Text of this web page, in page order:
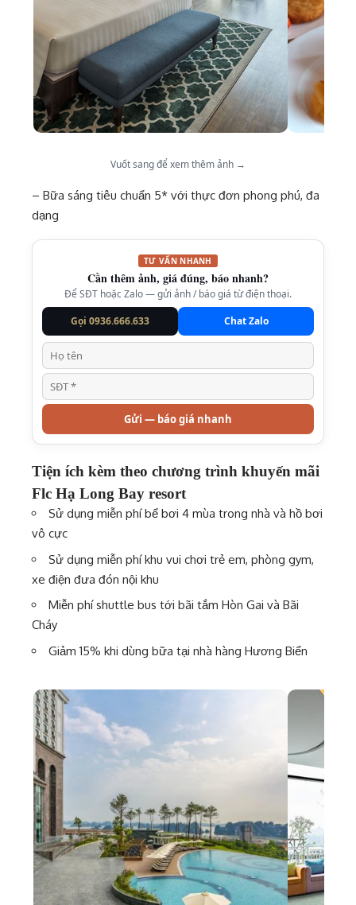
Vuốt sang để xem thêm ảnh →
– Bữa sáng tiêu chuẩn 5* với thực đơn phong phú, đa
dạng
TƯ VẤN NHANH
Cần thêm ảnh, giá đúng, báo nhanh?
Để SĐT hoặc Zalo — gửi ảnh / báo giá từ điện thoại.
Gọi 0936.666.633
Chat Zalo
Gửi — báo giá nhanh
Tiện ích kèm theo chương trình khuyến mãi
Flc Hạ Long Bay resort
Sử dụng miễn phí bể bơi 4 mùa trong nhà và hồ bơi
vô cực
Sử dụng miễn phí khu vui chơi trẻ em, phòng gym,
xe điện đưa đón nội khu
Miễn phí shuttle bus tới bãi tắm Hòn Gai và Bãi
Cháy
Giảm 15% khi dùng bữa tại nhà hàng Hương Biển